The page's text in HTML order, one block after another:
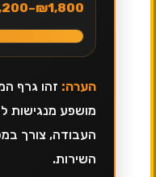
₪1,800–₪3,200
הערה: זהו גרף
מושפע מנגישות
העבודה, צורך
השירות.